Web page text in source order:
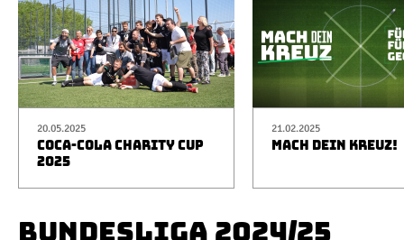
20.05.2025
COCA-COLA CHARITY CUP
2025
21.02.2025
MACH DEIN KREUZ!
BUNDESLIGA 2024/25